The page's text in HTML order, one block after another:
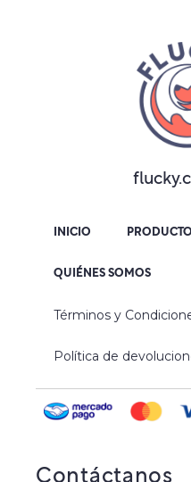
INICIO
QUIÉNES SOMOS
Términos y
Política de
Contáctanos